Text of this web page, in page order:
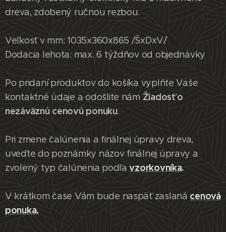
dreva, zdobený ručnou rezbou.
Veľkosť v mm: 1035x360x865 /ŠxDxV/
Dodacia lehota: max. 6 týždňov od objednávky
Po pridaní produktov do košíka vyplňte Vaše
kontaktné údaje a odošlite námŽiadosť o
nezáväznú cenovú ponuku.
Pri zmene čalúnenia a finálnej úpravy dreva,
uveďte do poznámky názov finálnej úpravy a
zvolený typ čalúnenia podľavzorkovníka.
V krátkom čase Vám bude naspäť zaslaná cenová
ponuka.